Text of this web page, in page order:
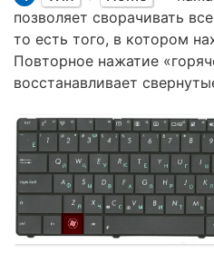
позволяет сворачивать
то есть того, в котором
Повторное нажатие
восстанавливает